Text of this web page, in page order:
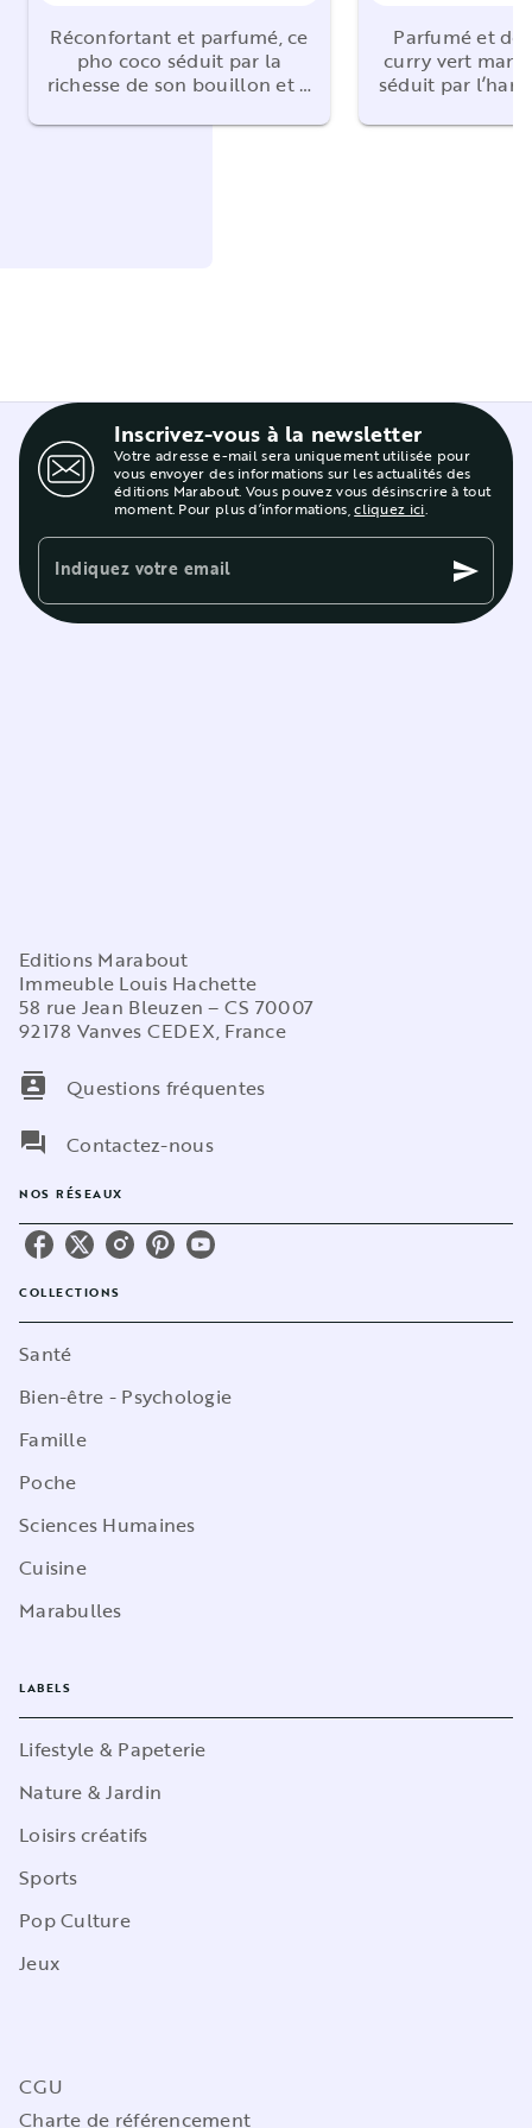
Réconfortant et parfumé, ce
pho coco séduit par la
richesse de son bouillon et …
Parfumé et
curry vert
séduit par
Inscrivez-vous à la newsletter
Votre adresse e-mail sera uniquement utilisée pour
vous envoyer des informations sur les actualités des
éditions Marabout. Vous pouvez vous désinscrire à tout
moment. Pour plus d’informations,cliquez ici.
Indiquez votre email send
Editions Marabout
Immeuble Louis Hachette
58 rue Jean Bleuzen – CS 70007
92178 Vanves CEDEX, France
contacts
Questions fréquentes
question_answer
Contactez-nous
NOS RÉSEAUX
COLLECTIONS
Santé
Bien-être - Psychologie
Famille
Poche
Sciences Humaines
Cuisine
Marabulles
LABELS
Lifestyle & Papeterie
Nature & Jardin
Loisirs créatifs
Sports
Pop Culture
Jeux
CGU
Charte de référencement